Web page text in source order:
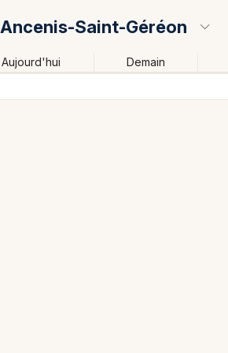
Ancenis-Saint-Géréon
Aujourd'hui Demain